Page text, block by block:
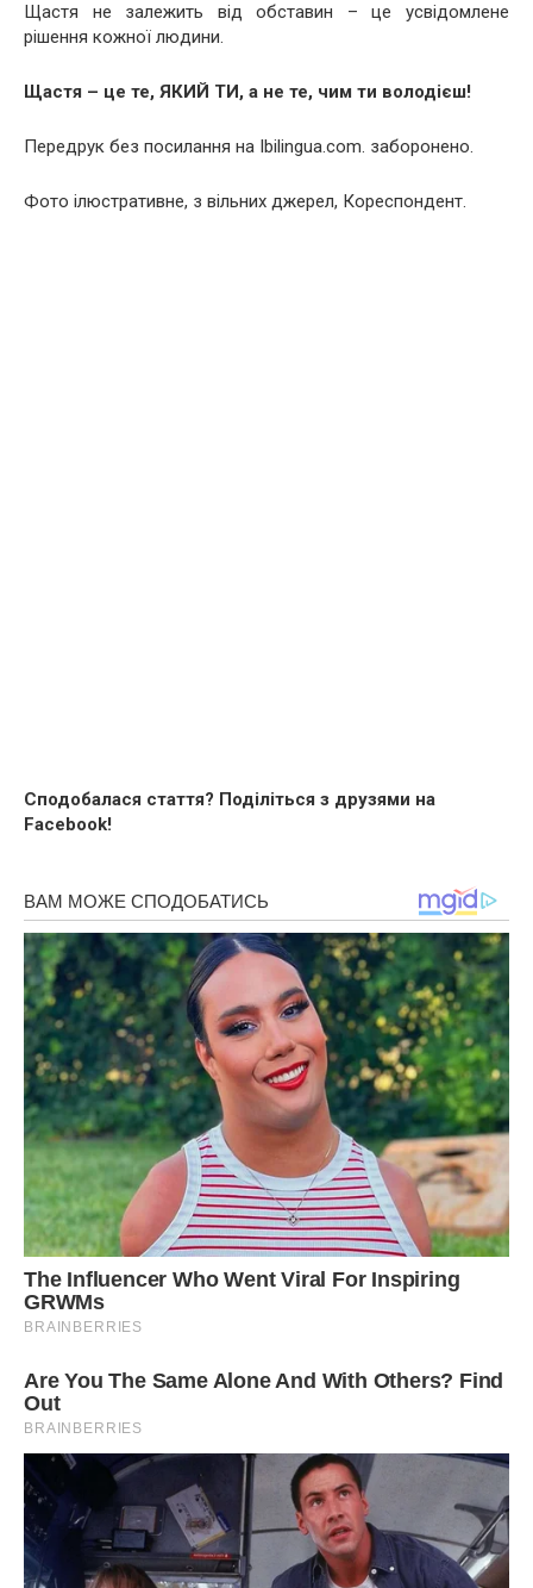
Щастя не залежить від обставин – це усвідомлене
рішення кожної людини.
Щастя – це те, ЯКИЙ ТИ, а не те, чим ти володієш!
Передрук без посилання на Ibilingua.com. заборонено.
Фото ілюстративне, з вільних джерел, Кореспондент.
Сподобалася стаття? Поділіться з друзями на
Facebook!